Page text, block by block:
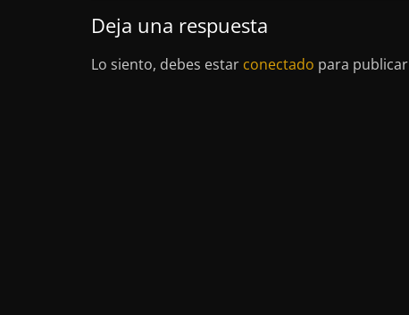
Deja una respuesta
Lo siento, debes estar conectado para